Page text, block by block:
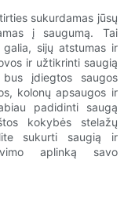
sukurdamas jūsų
į saugumą. Tai
sijų atstumas ir
ir užtikrinti saugią
įdiegtos saugos
kolonų apsaugos ir
padidinti saugą
kokybės stelažų
sukurti saugią ir
aplinką savo